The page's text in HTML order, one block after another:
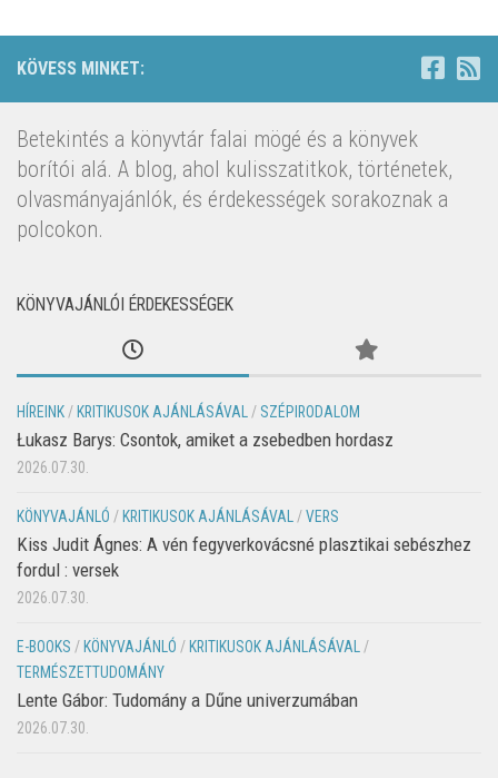
KÖVESS MINKET:
Betekintés a könyvtár falai mögé és a könyvek
borítói alá. A blog, ahol kulisszatitkok, történetek,
olvasmányajánlók, és érdekességek sorakoznak a
polcokon.
KÖNYVAJÁNLÓI ÉRDEKESSÉGEK
HÍREINK/ KRITIKUSOK AJÁNLÁSÁVAL/ SZÉPIRODALOM
Łukasz Barys: Csontok, amiket a zsebedben hordasz
2026.07.30.
KÖNYVAJÁNLÓ / KRITIKUSOK AJÁNLÁSÁVAL/VERS
Kiss Judit Ágnes: A vén fegyverkovácsné plasztikai sebészhez
fordul : versek
2026.07.30.
E-BOOKS / KÖNYVAJÁNLÓ / KRITIKUSOK AJÁNLÁSÁVAL/
TERMÉSZETTUDOMÁNY
Lente Gábor: Tudomány a Dűne univerzumában
2026.07.30.